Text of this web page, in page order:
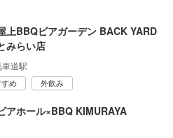
上BBQビアガーデン BACK YARD
みらい店
車道駅
め 外飲み
アホール×BBQ KIMURAYA